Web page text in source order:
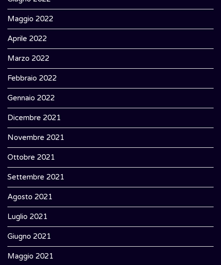
Maggio 2022
Aprile 2022
Marzo 2022
Febbraio 2022
Gennaio 2022
Dicembre 2021
Novembre 2021
Ottobre 2021
Settembre 2021
Agosto 2021
Luglio 2021
Giugno 2021
Maggio 2021